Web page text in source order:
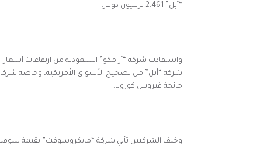
“أبل” 2.461 تريليون دولار.
شركة “أبل” من تصحيح الأسواق الأمريكية، وخاصة
جائحة فيروس كورونا.
وخلف الشركتين تأتي شركة “مايكروسوفت” بقيمة سوقية 1.979 تريليون